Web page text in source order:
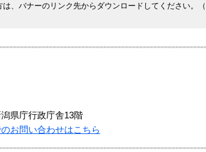
、バナーのリンク先からダウンロードしてください。（
県庁行政庁舎13階
のお問い合わせはこちら